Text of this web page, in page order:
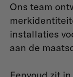
Ons team
installaties
aan de